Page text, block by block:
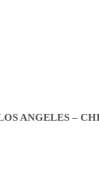
ANGELES –